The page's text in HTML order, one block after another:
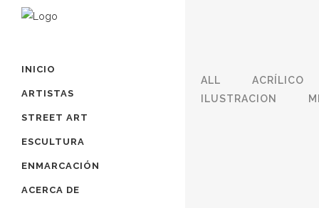
INICIO
ARTISTAS
STREET ART
ESCULTURA
ENMARCACIÓN
ACERCA DE
ALL
ACRÍLICO
ILUSTRACION